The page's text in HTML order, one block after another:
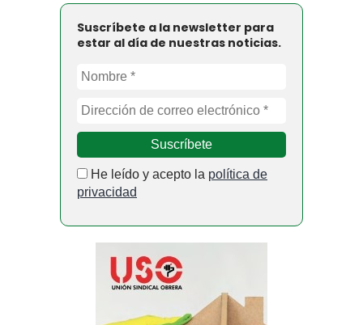
Suscríbete a la newsletter para
estar al día de nuestras noticias.
He leído y acepto la política de
privacidad